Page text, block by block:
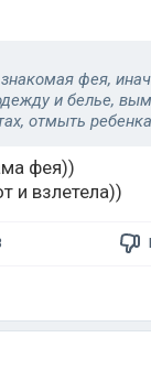
фея,
и белье,
отмыть
восемь недель,
ей стремянку
тут не
фея))
и взлетела))